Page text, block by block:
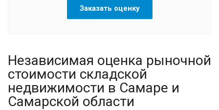
Заказать оценку
Независимая оценка рыночной
стоимости складской
недвижимости в Самаре и
Самарской области